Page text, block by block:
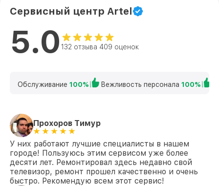
Сервисный центр Artel
5.0 132 отзыва 409 оценок
Обслуживание 100% Вежливость персонала 100%
Прохоров Тимур
У них работают лучшие специалисты в нашем
городе! Пользуюсь этим сервисом уже более
десяти лет. Ремонтировал здесь недавно свой
телевизор, ремонт прошел качественно и очень
быстро. Рекомендую всем этот сервис!